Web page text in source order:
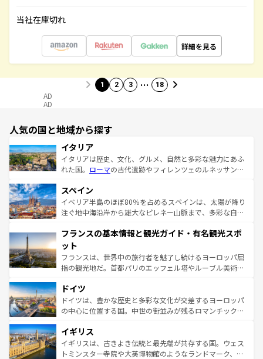
当社在庫切れ
詳細を見る
1 2 3 … 18
AD
AD
人気の国と地域から探す
イタリア
イタリアは歴史、文化、グルメ、自然と多彩な魅力にあふ
れた国。 ローマの古代遺跡やフィレンツェのルネッサンス
ろん、トスカーナの美しい田園風景やアマルフィ海岸の絶
景など、自然景観も見逃せない。観光の合間には、本場の
ピザやパスタなど、絶品のイタリア料理を堪能することも
ませてくれるイタリアで、忘れられない旅をしてみよう！
なお、新着のイタリア情報は
しい。
スペイン
イベリア半島のほぼ80％を占めるスペインは、太陽が降り
注ぐ地中海沿岸から雄大なピレネー山脈まで、多彩な自然
文化が根付くこの国では、情熱的なフラメンコ、熱気あふ
れる闘牛、そして美味しいタパスが生活の一部となってい
る。首都マドリードの洗練された雰囲気や、バルセロナの
アートに溢れた街角から、地方では古代ローマ遺跡や中世
せる。地方によって風土や気候が異なるスペインはその個
性で訪れる人を魅了する。 なお、新着のスペイン情報は コ
ンテンツ一覧を参照してほしい。
フランスの基本情報と観光ガイド・有名観光スポ
ット
フランスは、世界中の旅行者を魅了し続けるヨーロッパ屈
指の観光地だ。首都パリのエッフェル塔やルーブル美術館
で、幅広い魅力が詰まっている。華麗な宮殿、歴史的な大
聖堂、美しいビーチ、そして豊かな自然が、訪れる者を心
から魅了する。また、フランスは美食の国としても知ら
いる。シャンパンの発祥地であるランス、プロヴァンスの
香り高いラベンダー畑など、多彩な楽しみ方が可能だ。さ
らに、パリ以外の地域にも魅力が溢れており、どの街角に
ドイツ
ドイツは、豊かな歴史と多彩な文化が交差するヨーロッパ
の中心に位置する国。中世の街並みが残るロマンチック街
顔を持つこの国は、どこを歩いても飽きることがない。ベ
ルリンの文化的活気、バイエルン州のアルプスの絶景、そ
してライン川沿いのワイン畑といった風景は必見。ビール
イギリス
イギリスは、古きよき伝統と最先端が共存する国。ウェス
トミンスター寺院や大英博物館のようなランドマーク、歴